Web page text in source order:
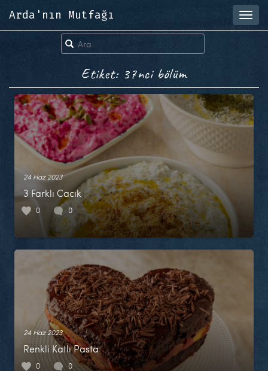
Arda'nın Mutfağı
Etiket: 37nci bölüm
24 Haz 2023
3 Farklı Cacık
0 0
24 Haz 2023
Renkli Katlı Pasta
0 0